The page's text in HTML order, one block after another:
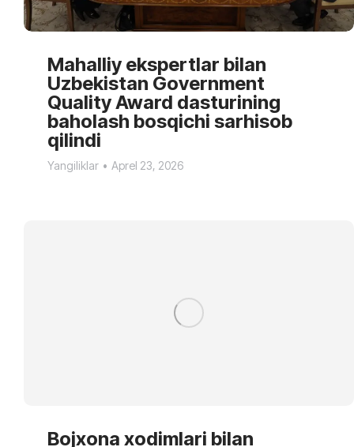
Mahalliy ekspertlar bilan
Uzbekistan Government
Quality Award dasturining
baholash bosqichi sarhisob
qilindi
Yangiliklar Aprel 23, 2026
Bojxona xodimlari bilan